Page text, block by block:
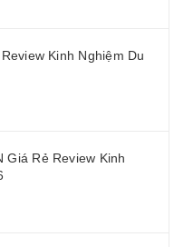
Kinh Nghiệm Du
Giá Rẻ Review Kinh